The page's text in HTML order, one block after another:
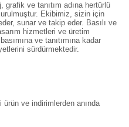
ve tanıtım adına hertürlü
Ekibimiz, sizin için
sunar ve takip eder. Basılı ve
hizmetleri ve üretim
ve tanıtımına kadar
sürdürmektedir.
ve indirimlerden anında